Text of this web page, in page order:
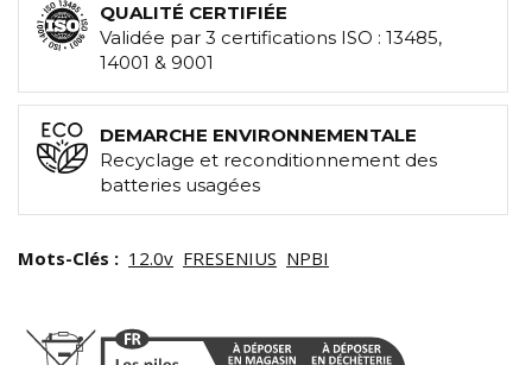
QUALITÉ CERTIFIÉE
Validée par 3 certifications ISO : 13485,
14001 & 9001
DEMARCHE ENVIRONNEMENTALE
Recyclage et reconditionnement des
batteries usagées
Mots-Clés : 12.0v FRESENIUS NPBI